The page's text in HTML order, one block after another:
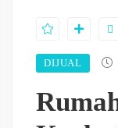
DIJUAL